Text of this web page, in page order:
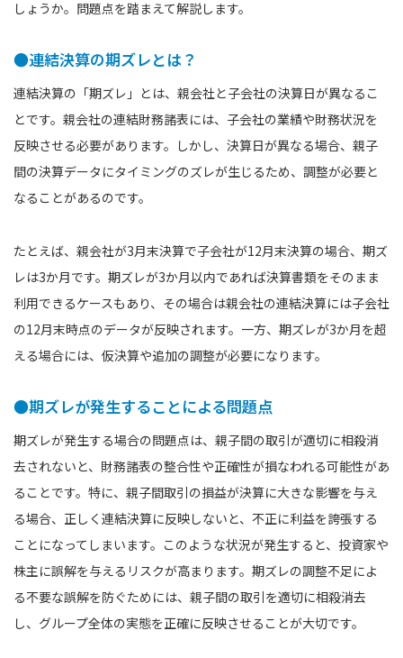
しょうか。問題点を踏まえて解説します。
●連結決算の期ズレとは？
連結決算の「期ズレ」とは、親会社と子会社の決算日が異なるこ
とです。親会社の連結財務諸表には、子会社の業績や財務状況を
反映させる必要があります。しかし、決算日が異なる場合、親子
間の決算データにタイミングのズレが生じるため、調整が必要と
なることがあるのです。
たとえば、親会社が3月末決算で子会社が12月末決算の場合、期ズ
レは3か月です。期ズレが3か月以内であれば決算書類をそのまま
利用できるケースもあり、その場合は親会社の連結決算には子会社
の12月末時点のデータが反映されます。一方、期ズレが3か月を超
える場合には、仮決算や追加の調整が必要になります。
●期ズレが発生することによる問題点
期ズレが発生する場合の問題点は、親子間の取引が適切に相殺消
去されないと、財務諸表の整合性や正確性が損なわれる可能性があ
ることです。特に、親子間取引の損益が決算に大きな影響を与え
る場合、正しく連結決算に反映しないと、不正に利益を誇張する
ことになってしまいます。このような状況が発生すると、投資家や
株主に誤解を与えるリスクが高まります。期ズレの調整不足によ
る不要な誤解を防ぐためには、親子間の取引を適切に相殺消去
し、グループ全体の実態を正確に反映させることが大切です。